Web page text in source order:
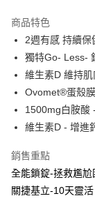
２．訂單成立數日內
３．收到繳費通知簡
ATM／網路銀行／
※ 請注意：結帳手
購買商品的店家。未
後付繳納相關費用。
※ 交易是否成功請
是否繳費成功／繳
客戶支援中心」
【注意事項】
易，需依本服務之必
權轉讓予恩沛科技股
每筆NT$120，滿
7-11取貨付款
每筆NT$120，滿
付款後7-11取貨
每筆NT$120，滿
每筆NT$120，滿
商品特色
2週有感 持續保
獨特Go- Less-
維生素D 維持
Ovomet®蛋殼
1500mg白胺酸
維生素D - 增進
銷售重點
全能鎖錠-拯救尷尬
關捷基立-10天靈